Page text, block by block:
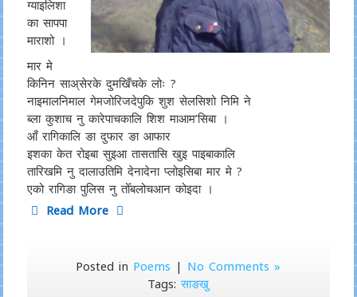
ग्याइलिशा
का सापपा
माराशो ।
मार मे
किनिन साअ्सेरके दुमखिँचके लोः ?
नाइमालनिमाल गेमजोरिजदेपुकि शुश सेलसिशो निमि ने
ब्ला कुशाच नु कारेपाचकालि शिश माआम’सिबा ।
आँ रागिकालि ङा दुफार ङा आफार
इशका केत रोइबा सुइआ तासतासि खुइ पाइबाकालि
तारिखमि नु दालाउतिमि देनादेना प्लोइसिबा मार मे ?
एको रागिङा पुलिस नु तोँबलोचआन कोइदा ।
Read More
Posted in Poems | No Comments »
Tags:साङखु